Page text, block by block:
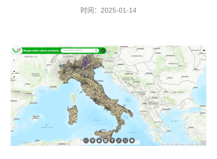
时间：2025-01-14